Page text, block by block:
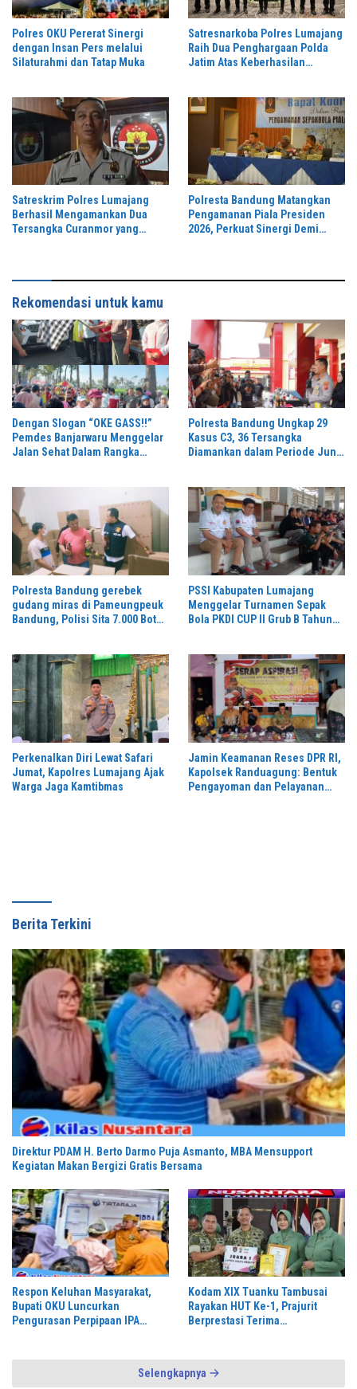
Polres OKU Pererat Sinergi
dengan Insan Pers melalui
Silaturahmi dan Tatap Muka
Satresnarkoba Polres Lumajang
Raih Dua Penghargaan Polda
Jatim Atas Keberhasilan
Satreskrim Polres Lumajang
Berhasil Mengamankan Dua
Tersangka Curanmor yang
Polresta Bandung Matangkan
Pengamanan Piala Presiden
2026, Perkuat Sinergi Demi
Rekomendasi untuk kamu
Dengan Slogan “OKE GASS!!”
Pemdes Banjarwaru Menggelar
Jalan Sehat Dalam Rangka
Polresta Bandung Ungkap 29
Kasus C3, 36 Tersangka
Diamankan dalam Periode Juni-
Polresta Bandung gerebek
gudang miras di Pameungpeuk
Bandung, Polisi Sita 7.000 Botol
PSSI Kabupaten Lumajang
Menggelar Turnamen Sepak
Bola PKDI CUP II Grub B Tahun
Perkenalkan Diri Lewat Safari
Jumat, Kapolres Lumajang Ajak
Warga Jaga Kamtibmas
Jamin Keamanan Reses DPR RI,
Kapolsek Randuagung: Bentuk
Pengayoman dan Pelayanan
Berita Terkini
Direktur PDAM H. Berto Darmo Puja Asmanto, MBA Mensupport
Kegiatan Makan Bergizi Gratis Bersama
Respon Keluhan Masyarakat,
Bupati OKU Luncurkan
Pengurasan Perpipaan IPA
Kodam XIX Tuanku Tambusai
Rayakan HUT Ke-1, Prajurit
Berprestasi Terima
Selengkapnya